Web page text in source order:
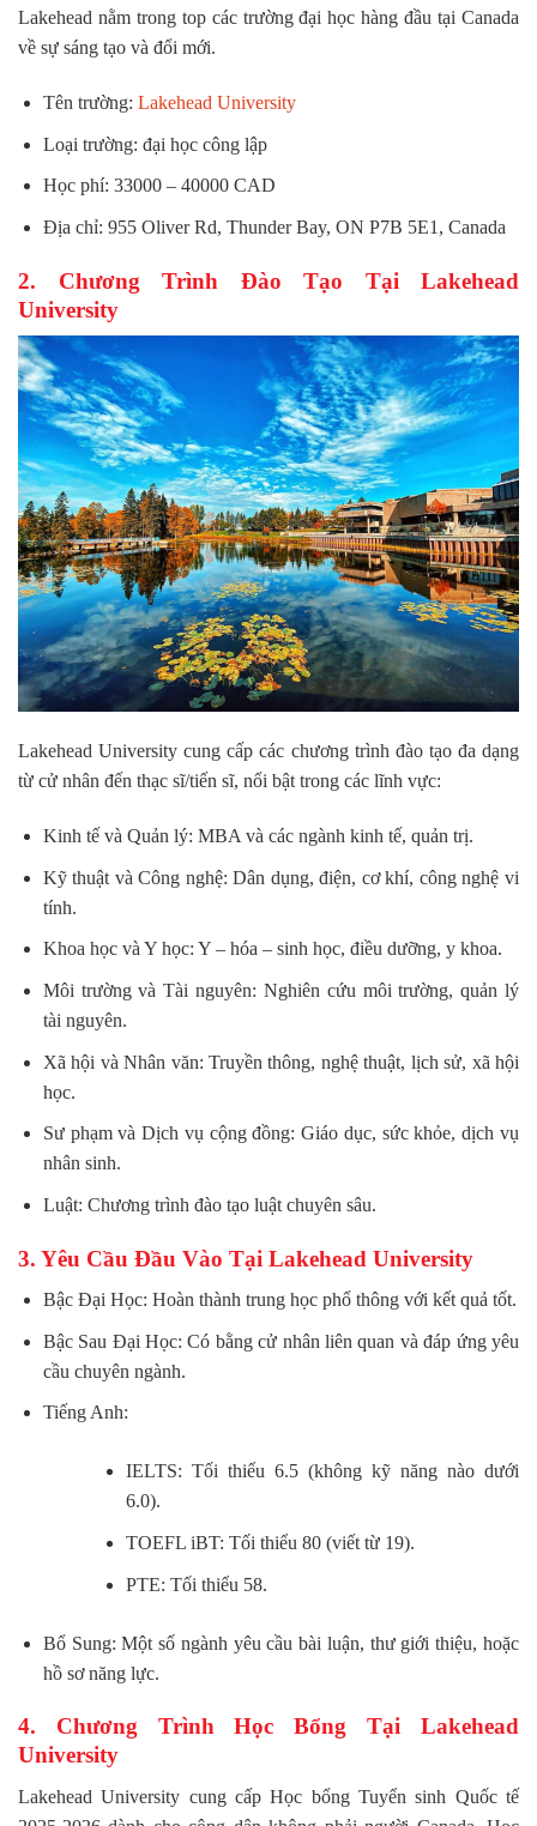
Lakehead nằm trong top các trường đại học hàng đầu tại Canada
về sự sáng tạo và đổi mới.
Tên trường: Lakehead University
Loại trường: đại học công lập
Học phí: 33000 – 40000 CAD
Địa chỉ: 955 Oliver Rd, Thunder Bay, ON P7B 5E1, Canada
2. Chương Trình Đào Tạo Tại Lakehead
University
Lakehead University cung cấp các chương trình đào tạo đa dạng
từ cử nhân đến thạc sĩ/tiến sĩ, nổi bật trong các lĩnh vực:
Kinh tế và Quản lý: MBA và các ngành kinh tế, quản trị.
Kỹ thuật và Công nghệ: Dân dụng, điện, cơ khí, công nghệ vi
tính.
Khoa học và Y học: Y – hóa – sinh học, điều dưỡng, y khoa.
Môi trường và Tài nguyên: Nghiên cứu môi trường, quản lý
tài nguyên.
Xã hội và Nhân văn: Truyền thông, nghệ thuật, lịch sử, xã hội
học.
Sư phạm và Dịch vụ cộng đồng: Giáo dục, sức khỏe, dịch vụ
nhân sinh.
Luật: Chương trình đào tạo luật chuyên sâu.
3. Yêu Cầu Đầu Vào Tại Lakehead University
Bậc Đại Học: Hoàn thành trung học phổ thông với kết quả tốt.
Bậc Sau Đại Học: Có bằng cử nhân liên quan và đáp ứng yêu
cầu chuyên ngành.
Tiếng Anh:
IELTS: Tối thiểu 6.5 (không kỹ năng nào dưới
6.0).
TOEFL iBT: Tối thiểu 80 (viết từ 19).
PTE: Tối thiểu 58.
Bổ Sung: Một số ngành yêu cầu bài luận, thư giới thiệu, hoặc
hồ sơ năng lực.
4. Chương Trình Học Bổng Tại Lakehead
University
Lakehead University cung cấp Học bổng Tuyển sinh Quốc tế